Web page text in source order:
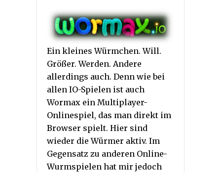
Ein kleines Würmchen. Will.
Größer. Werden. Andere
allerdings auch. Denn wie bei
allen IO-Spielen ist auch
Wormax ein Multiplayer-
Onlinespiel, das man direkt im
Browser spielt. Hier sind
wieder die Würmer aktiv. Im
Gegensatz zu anderen Online-
Wurmspielen hat mir jedoch